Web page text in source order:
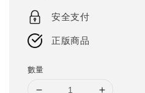
price
安全支付
正版商品
數量